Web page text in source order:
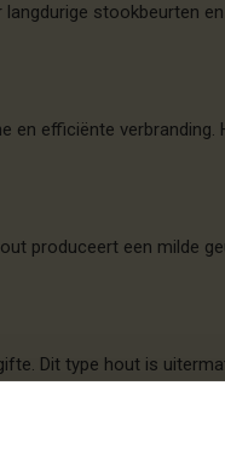
stookbeurten
efficiënte
produceert een milde
Dit type hout is